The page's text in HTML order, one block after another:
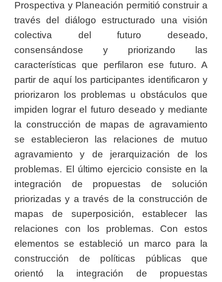
Prospectiva y Planeación permitió construir a
través del diálogo estructurado una visión
colectiva del futuro deseado,
consensándose y priorizando las
características que perfilaron ese futuro. A
partir de aquí los participantes identificaron y
priorizaron los problemas u obstáculos que
impiden lograr el futuro deseado y mediante
la construcción de mapas de agravamiento
se establecieron las relaciones de mutuo
agravamiento y de jerarquización de los
problemas. El último ejercicio consiste en la
integración de propuestas de solución
priorizadas y a través de la construcción de
mapas de superposición, establecer las
relaciones con los problemas. Con estos
elementos se estableció un marco para la
construcción de políticas públicas que
orientó la integración de propuestas